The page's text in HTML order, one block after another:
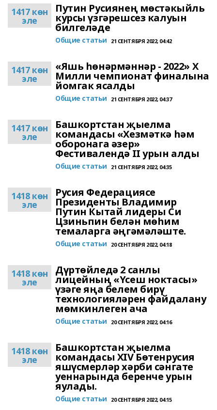
1417 көн
эле
Путин Русиянең мөстәкыйль
курсы үзгәрешсез калуын
билгеләде
Общие статьи 21 СЕНТЯБРЯ 2022, 04:42
1417 көн
эле
«Яшь һөнәрмәннәр - 2022» X
Милли чемпионат финалына
йомгак ясалды
Общие статьи 21 СЕНТЯБРЯ 2022, 04:37
1417 көн
эле
Башкортстан җыелма
командасы «Хезмәткә һәм
оборонага әзер»
Фестивалендә II урын алды
Общие статьи 21 СЕНТЯБРЯ 2022, 04:35
1418 көн
эле
Русия Федерациясе
Президенты Владимир
Путин Кытай лидеры Си
Цзиньпин белән мөһим
темаларга әңгәмәләште.
Общие статьи 20 СЕНТЯБРЯ 2022, 04:18
1418 көн
эле
Дүртөйледә 2 санлы
лицейның «Үсеш ноктасы»
үзәге яңа белем бирү
технологияләрен файдалану
мөмкинлеген ача
Общие статьи 20 СЕНТЯБРЯ 2022, 04:16
1418 көн
эле
Башкортстан җыелма
командасы XIV Бөтенрусия
яшүсмерләр хәрби сәнгате
уеннарында беренче урын
яулады.
Общие статьи 20 СЕНТЯБРЯ 2022, 04:15